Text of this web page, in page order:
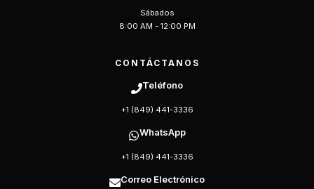
Sábados
8:00 AM - 12:00 PM
CONTÁCTANOS
Teléfono
+1 (849) 441-3336
WhatsApp
+1 (849) 441-3336
Correo Electrónico